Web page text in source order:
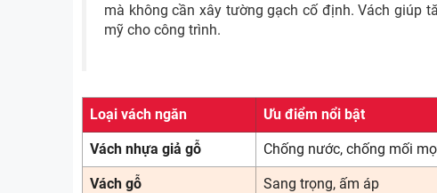
mà không cần xây tường gạch cố định. Vách giúp
mỹ cho công trình.
Loại vách ngăn Ưu điểm nổi bật
Vách nhựa giả gỗ Chống nước, chống mối
Vách gỗ Sang trọng, ấm áp